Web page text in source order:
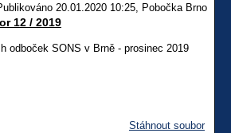
20.01.2020 10:25, Pobočka Brno
12 / 2019
odboček SONS v Brně - prosinec 2019
Stáhnout soubor